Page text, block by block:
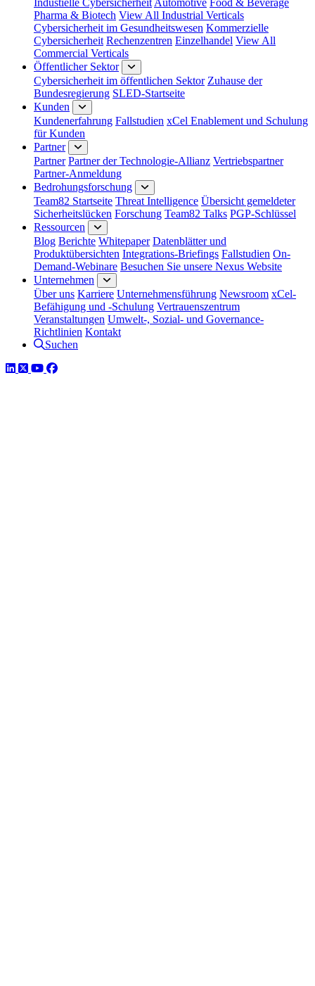
Pharma & Biotech View All Industrial Verticals
Cybersicherheit im Gesundheitswesen Kommerzielle
Cybersicherheit Rechenzentren Einzelhandel View All
Commercial Verticals
Öffentlicher Sektor
Cybersicherheit im öffentlichen Sektor Zuhause der
Bundesregierung SLED-Startseite
Kunden
Kundenerfahrung Fallstudien xCel Enablement und Schulung
für Kunden
Partner
Partner Partner der Technologie-Allianz Vertriebspartner
Partner-Anmeldung
Bedrohungsforschung
Team82 Startseite Threat Intelligence Übersicht gemeldeter
Sicherheitslücken Forschung Team82 Talks PGP-Schlüssel
Ressourcen
Blog Berichte Whitepaper Datenblätter und
Produktübersichten Integrations-Briefings Fallstudien On-
Demand-Webinare Besuchen Sie unsere Nexus Website
Unternehmen
Über uns Karriere Unternehmensführung Newsroom xCel-
Befähigung und -Schulung Vertrauenszentrum
Veranstaltungen Umwelt-, Sozial- und Governance-
Richtlinien Kontakt
Suchen
LinkedIn
TwitterYouTube
Facebook